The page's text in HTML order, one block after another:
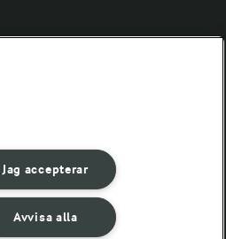
Jag accepterar
Avvisa alla